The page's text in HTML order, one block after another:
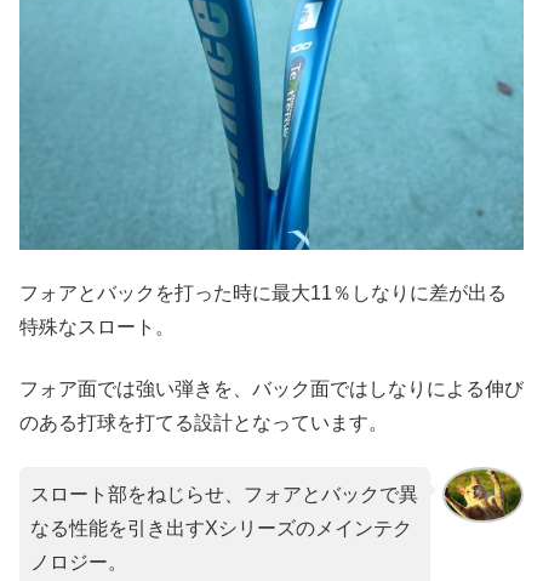
フォアとバックを打った時に最大11％しなりに差が出る
特殊なスロート。
フォア面では強い弾きを、バック面ではしなりによる伸び
のある打球を打てる設計となっています。
スロート部をねじらせ、フォアとバックで異
なる性能を引き出すXシリーズのメインテク
ノロジー。